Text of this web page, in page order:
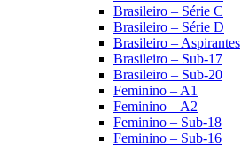
Brasileiro – Série C
Brasileiro – Série D
Brasileiro – Aspirantes
Brasileiro – Sub-17
Brasileiro – Sub-20
Feminino – A1
Feminino – A2
Feminino – Sub-18
Feminino – Sub-16